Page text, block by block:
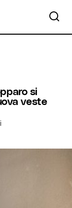
si
veste